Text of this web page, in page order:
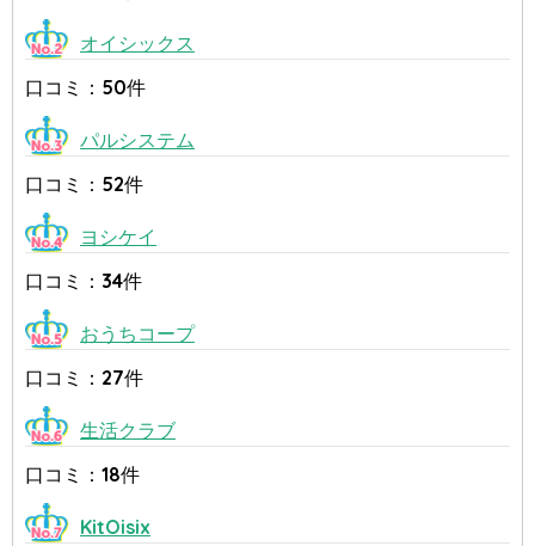
オイシックス
口コミ：50件
パルシステム
口コミ：52件
ヨシケイ
口コミ：34件
おうちコープ
口コミ：27件
生活クラブ
口コミ：18件
KitOisix